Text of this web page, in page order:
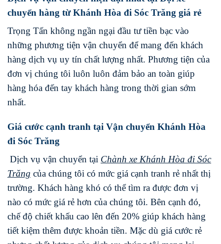
chuyển hàng từ Khánh Hòa đi Sóc Trăng giá rẻ
Trọng Tấn không ngần ngại đầu tư tiền bạc vào
những phương tiện vận chuyển để mang đến khách
hàng dịch vụ uy tín chất lượng nhất. Phương tiện của
đơn vị chúng tôi luôn luôn đảm bảo an toàn giúp
hàng hóa đến tay khách hàng trong thời gian sớm
nhất.
Giá cước cạnh tranh tại Vận chuyển Khánh Hòa
đi Sóc Trăng
Dịch vụ vận chuyển tại Chành xe Khánh Hòa đi Sóc
Trăng của chúng tôi có mức giá cạnh tranh rẻ nhất thị
trường. Khách hàng khó có thể tìm ra được đơn vị
nào có mức giá rẻ hơn của chúng tôi. Bên cạnh đó,
chế độ chiết khấu cao lên đến 20% giúp khách hàng
tiết kiệm thêm được khoản tiền. Mặc dù giá cước rẻ